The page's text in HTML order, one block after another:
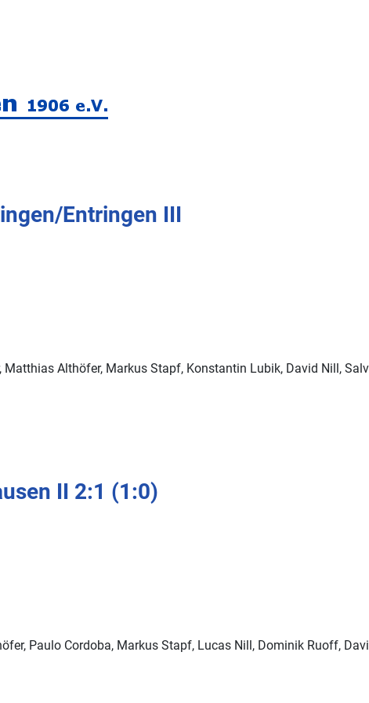
Entringen III
Matthias Althöfer, Markus Stapf, Konstantin Lubik, David Nill,
II 2:1 (1:0)
Paulo Cordoba, Markus Stapf, Lucas Nill, Dominik Ruoff,